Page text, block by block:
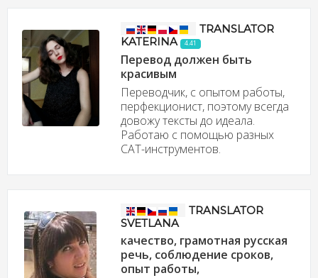
TRANSLATOR
KATERINA
4.41
Перевод должен быть
красивым
Переводчик, с опытом работы,
перфекционист, поэтому всегда
довожу тексты до идеала.
Работаю с помощью разных
САТ-инструментов.
TRANSLATOR
SVETLANA
качество, грамотная русская
речь, соблюдение сроков,
опыт работы,